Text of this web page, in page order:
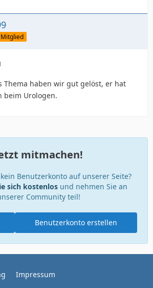
Thema haben wir gut gelöst, er hat
beim Urologen.
mitmachen!
Benutzerkonto auf unserer Seite?
sich kostenlosund nehmen Sie an
Community teil!
Benutzerkonto erstellen
Impressum